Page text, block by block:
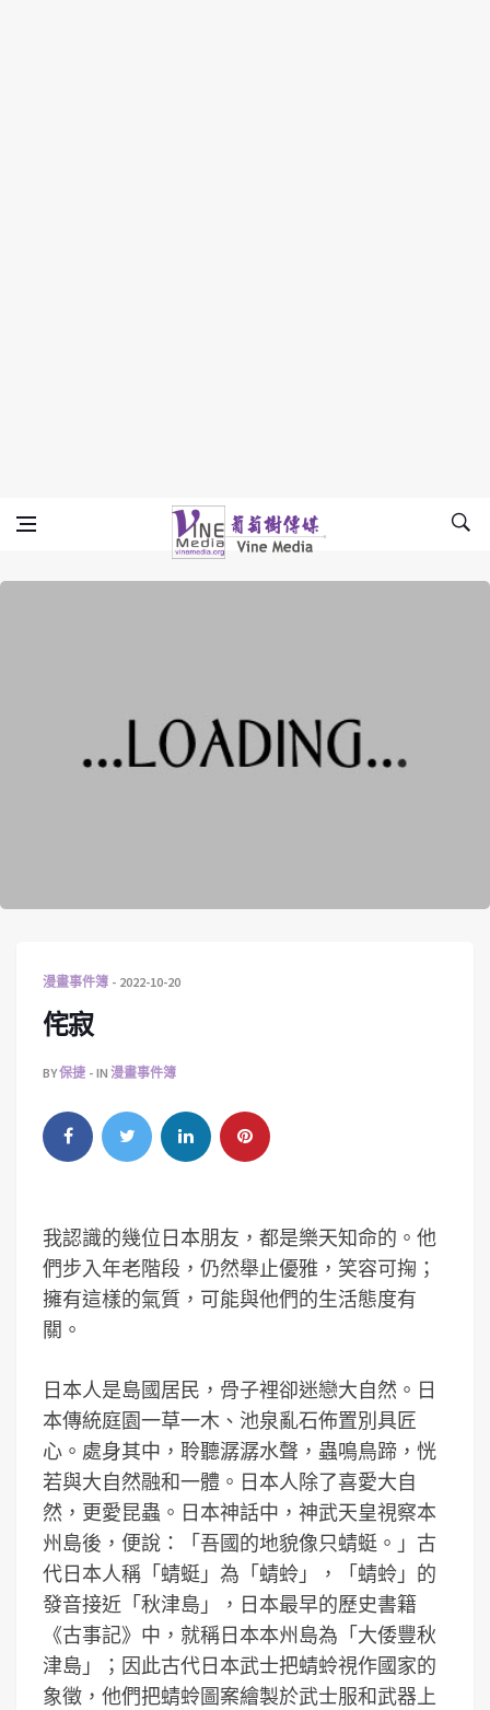
Vine Media
葡萄樹傳媒
漫畫事件簿 2022-10-20
侘寂
BY保捷 IN 漫畫事件簿
我認識的幾位日本朋友，都是樂天知命的。他
們步入年老階段，仍然舉止優雅，笑容可掬；
擁有這樣的氣質，可能與他們的生活態度有
關。
日本人是島國居民，骨子裡卻迷戀大自然。日
本傳統庭園一草一木、池泉亂石佈置別具匠
心。處身其中，聆聽潺潺水聲，蟲鳴鳥蹄，恍
若與大自然融和一體。日本人除了喜愛大自
然，更愛昆蟲。日本神話中，神武天皇視察本
州島後，便說：「吾國的地貌像只蜻蜓。」古
代日本人稱「蜻蜓」為「蜻蛉」，「蜻蛉」的
發音接近「秋津島」，日本最早的歷史書籍
《古事記》中，就稱日本本州島為「大倭豐秋
津島」；因此古代日本武士把蜻蛉視作國家的
象徵，他們把蜻蛉圖案繪製於武士服和武器上